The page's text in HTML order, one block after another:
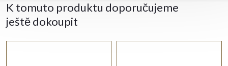
K tomuto produktu doporučujeme
ještě dokoupit